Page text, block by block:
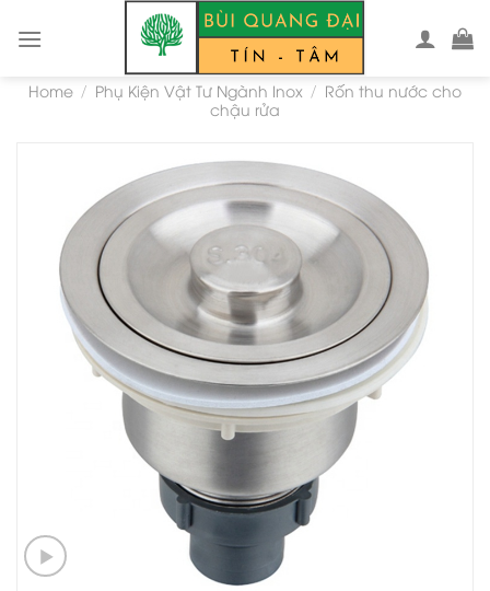
Home / Phụ Kiện Vật Tư Ngành Inox / Rốn thu nước cho
chậu rửa